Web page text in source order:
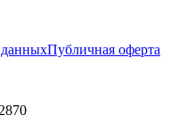
Публичная оферта